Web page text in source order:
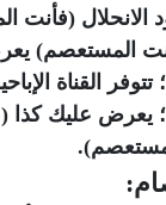
الانحلال (فأنت
المستعصم)
القناة
يعرض عليك كذا